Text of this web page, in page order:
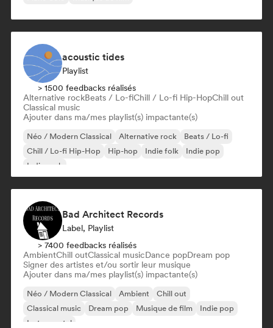
acoustic tides
Playlist
> 1500 feedbacks réalisés
Alternative rockBeats / Lo-fiChill / Lo-fi Hip-HopChill out
Classical music
Ajouter dans ma/mes playlist(s) impactante(s)
Néo / Modern Classical Alternative rock
Beats / Lo-fi
Chill / Lo-fi Hip-Hop
Hip-hop Indie folk
Indie pop
Indie rock
Bad Architect Records
Label, Playlist
> 7400 feedbacks réalisés
AmbientChill outClassical musicDance popDream pop
Signer des artistes et/ou sortir leur musique
Ajouter dans ma/mes playlist(s) impactante(s)
Néo / Modern Classical Ambient
Chill out
Classical music
Dream pop Musique de film
Indie pop
Instrumental